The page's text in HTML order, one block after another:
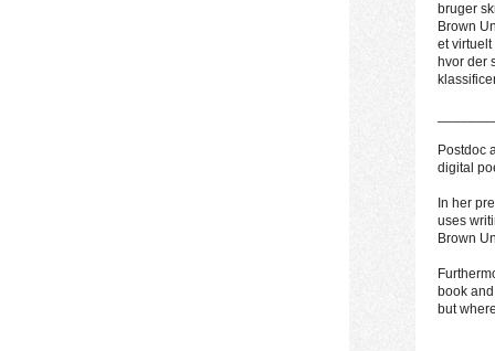
bruger
Brown
et
hvor der
Postdoc
digital
In her
uses
Brown
book
but